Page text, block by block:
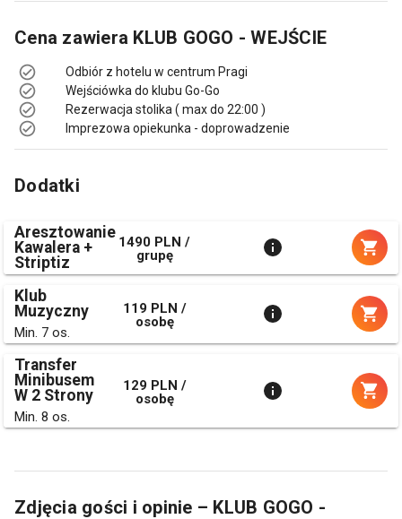
Cena zawiera KLUB GOGO - WEJŚCIE
Odbiór z hotelu w centrum Pragi
Wejściówka do klubu Go-Go
Rezerwacja stolika ( max do 22:00 )
Imprezowa opiekunka - doprowadzenie
Dodatki
Aresztowanie
Kawalera +
Striptiz
1490 PLN /
grupę
Klub
Muzyczny
Min. 7 os.
119 PLN /
osobę
Transfer
Minibusem
W 2 Strony
Min. 8 os.
129 PLN /
osobę
Zdjęcia gości i opinie – KLUB GOGO -